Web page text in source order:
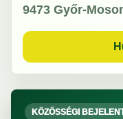
9473 Győr-
KÖZÖSSÉGI